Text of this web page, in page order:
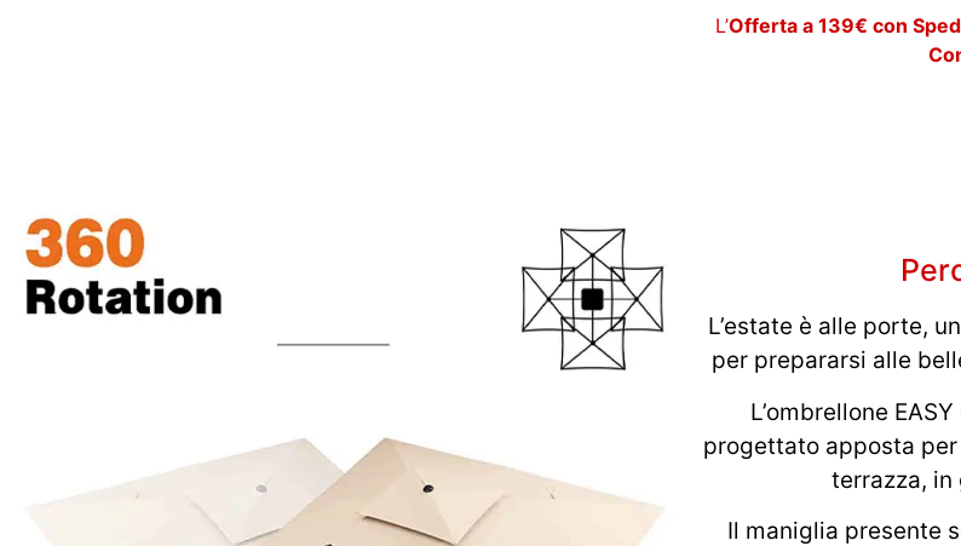
L’Offerta a 139€ con
L’estate è alle porte,
per prepararsi alle
L’ombrellone
progettato apposta
terrazza, in
Il maniglia presente